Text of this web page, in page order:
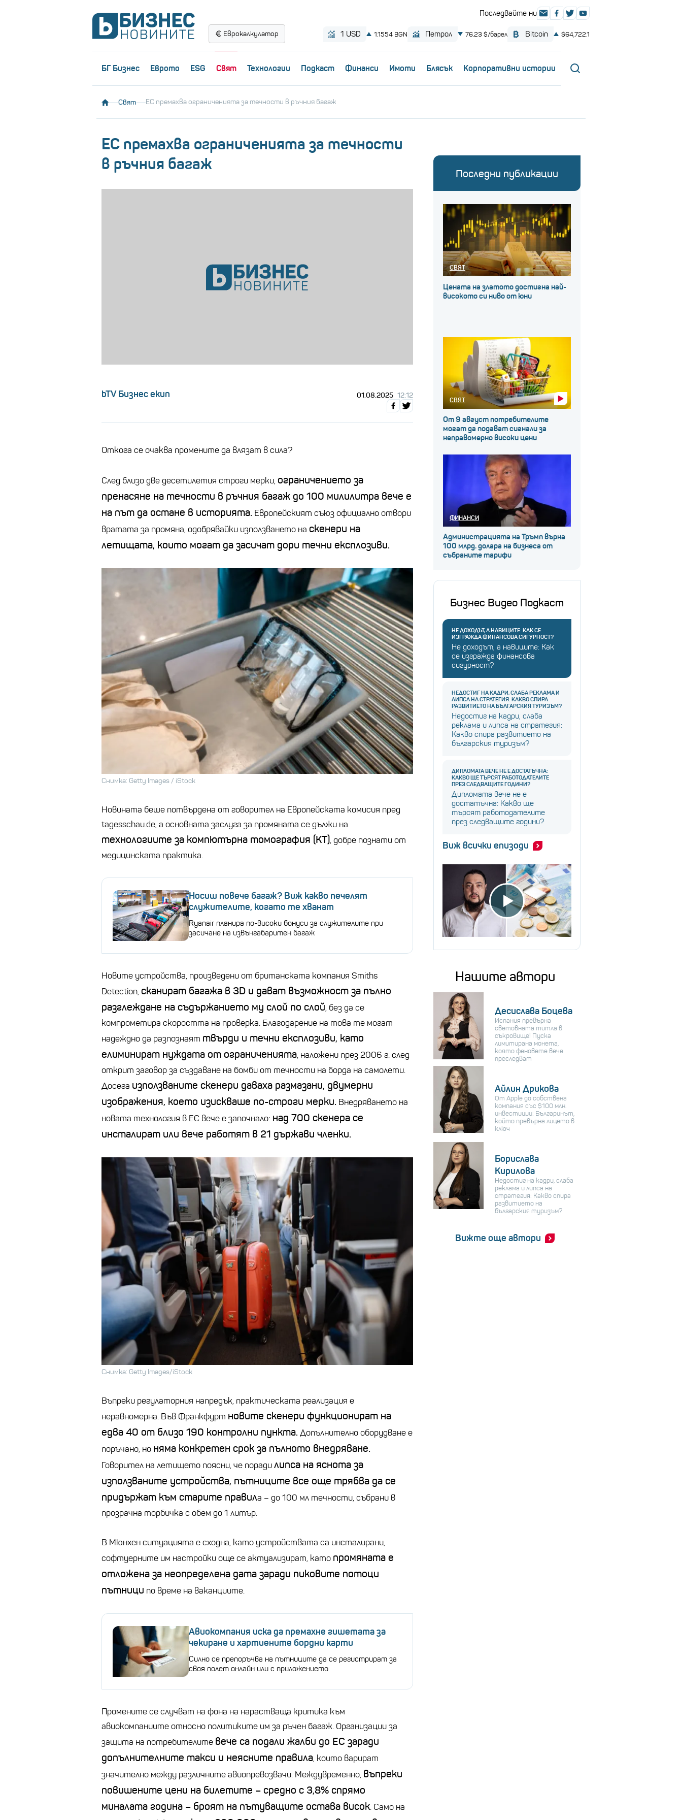
Еврокалкулатор
БГ Бизнес Еврото ESG Свят Технологии Пoдкаст Финанси Имоти Блясък Корпоративни истории
Свят ЕС премахва ограниченията за течности в ръчния багаж
ЕС премахва ограниченията за течности
в ръчния багаж
bTV Бизнес екип 01.08.2025 12:12
Откога се очаква промените да влязат в сила?
След близо две десетилетия строги мерки, ограничението за
пренасяне на течности в ръчния багаж до 100 милилитра вече е
на път да остане в историята. Европейският съюз официално отвори
вратата за промяна, одобрявайки използването на скенери на
летищата, които могат да засичат дори течни експлозиви.
Снимка: Getty Images / iStock
Новината беше потвърдена от говорител на Европейската комисия пред
tagesschau.de, а основната заслуга за промяната се дължи на
технологиите за компютърна томография (КТ), добре познати от
медицинската практика.
Носиш повече багаж? Виж какво печелят
служителите, когато те хванат
Ryanair планира по-високи бонуси за служителите при
засичане на извънгабаритен багаж
Новите устройства, произведени от британската компания Smiths
Detection, сканират багажа в 3D и дават възможност за пълно
разглеждане на съдържанието му слой по слой, без да се
компрометира скоростта на проверка. Благодарение на това те могат
надеждно да разпознаят твърди и течни експлозиви, като
елиминират нуждата от ограниченията, наложени през 2006 г. след
открит заговор за създаване на бомби от течности на борда на самолети.
Досега използваните скенери даваха размазани, двумерни
изображения, което изискваше по-строги мерки. Внедряването на
новата технология в ЕС вече е започнало: над 700 скенера се
инсталират или вече работят в 21 държави членки.
Снимка: Getty Images/iStock
Въпреки регулаторния напредък, практическата реализация е
неравномерна. Във Франкфурт новите скенери функционират на
едва 40 от близо 190 контролни пункта. Допълнително оборудване е
поръчано, но няма конкретен срок за пълното внедряване.
Говорител на летището поясни, че порадилипса на яснота за
използваните устройства, пътниците все още трябва да се
придържат към старите правила – до 100 мл течности, събрани в
прозрачна торбичка с обем до 1 литър.
В Мюнхен ситуацията е сходна, като устройствата са инсталирани,
софтуерните им настройки още се актуализират, като промяната е
отложена за неопределена дата заради пиковите потоци
пътници по време на ваканциите.
Авиокомпания иска да премахне гишетата за
чекиране и хартиените бордни карти
Силно се препоръчва на пътниците да се регистрират за
своя полет онлайн или с приложението
Промените се случват на фона на нарастваща критика към
авиокомпаниите относно политиките им за ръчен багаж. Организации за
защита на потребителите вече са подали жалби до ЕС заради
допълнителните такси и неясните правила, които варират
значително между различните авиопревозвачи. Междувременно, въпреки
повишените цени на билетите – средно с 3,8% спрямо
миналата година – броят на пътуващите остава висок. Само на
Последни публикации
СВЯТ
Цената на златото достигна най-
високото си ниво от юни
СВЯТ
От 9 август потребителите
могат да подават сигнали за
неправомерно високи цени
ФИНАНСИ
Администрацията на Тръмп върна
100 млрд. долара на бизнеса от
събраните тарифи
Бизнес Видео Подкаст
НЕ ДОХОДЪТ, А НАВИЦИТЕ: КАК СЕ
ИЗГРАЖДА ФИНАНСОВА СИГУРНОСТ?
Не доходът, а навиците: Как
се изгражда финансова
сигурност?
НЕДОСТИГ НА КАДРИ, СЛАБА РЕКЛАМА И
ЛИПСА НА СТРАТЕГИЯ: КАКВО СПИРА
РАЗВИТИЕТО НА БЪЛГАРСКИЯ ТУРИЗЪМ?
Недостиг на кадри, слаба
реклама и липса на стратегия:
Какво спира развитието на
българския туризъм?
ДИПЛОМАТА ВЕЧЕ НЕ Е ДОСТАТЪЧНА:
КАКВО ЩЕ ТЪРСЯТ РАБОТОДАТЕЛИТЕ
ПРЕЗ СЛЕДВАЩИТЕ ГОДИНИ?
Дипломата вече не е
достатъчна: Какво ще
търсят работодателите
през следващите години?
Виж всички епизоди
Нашите автори
Десислава Боцева
Испания превърна
световната титла в
съкровище! Пуска
лимитирана монета,
която феновете вече
преследват
Айлин Дрикова
От Apple до собствена
компания със $100 млн.
инвестиции: Българинът,
който превърна лицето в
ключ
Борислава
Кирилова
Недостиг на кадри, слаба
реклама и липса на
стратегия: Какво спира
развитието на
българския туризъм?
Вижте още автори